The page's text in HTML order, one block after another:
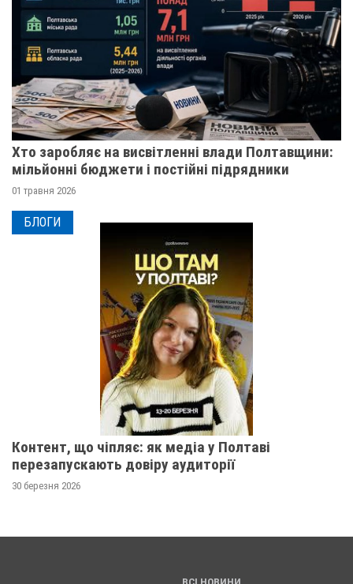
Хто заробляє на висвітленні влади Полтавщини:
мільйонні бюджети і постійні підрядники
01 травня 2026
БЛОГИ
Контент, що чіпляє: як медіа у Полтаві
перезапускають довіру аудиторії
30 березня 2026